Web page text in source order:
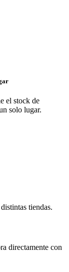
el stock de
solo lugar.
tiendas.
directamente con